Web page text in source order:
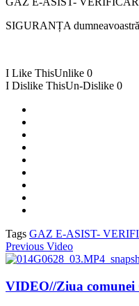
SIGURANȚA
I Like ThisUnlike 0
I Dislike ThisUn-Dislike 0
Tags GAZ E-ASIST-
Previous Video
VIDEO//Ziua comunei